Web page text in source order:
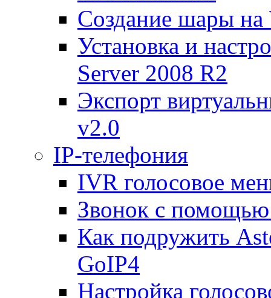
Создание шары на
Установка и
Server 2008 R2
Экспорт
v2.0
IP-телефония
IVR голосовое
Звонок с
Как подружить
GoIP4
Настройка